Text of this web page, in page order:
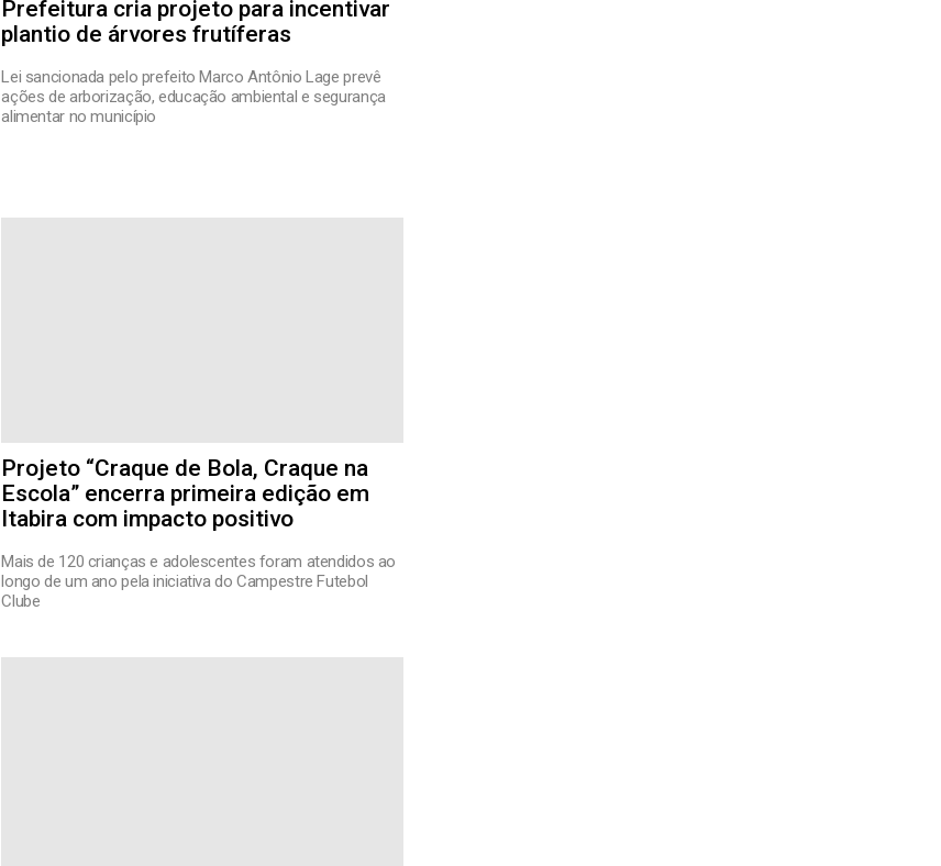
Prefeitura cria projeto para incentivar
plantio de árvores frutíferas
Lei sancionada pelo prefeito Marco Antônio Lage prevê
ações de arborização, educação ambiental e segurança
alimentar no município
Projeto “Craque de Bola, Craque na
Escola” encerra primeira edição em
Itabira com impacto positivo
Mais de 120 crianças e adolescentes foram atendidos ao
longo de um ano pela iniciativa do Campestre Futebol
Clube